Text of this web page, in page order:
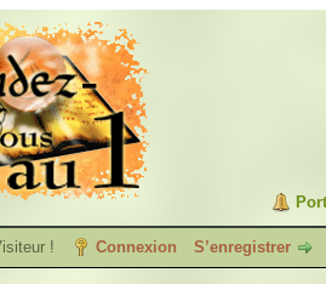
! Connexion S’enregistrer